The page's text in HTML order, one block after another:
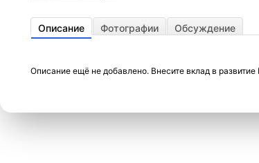
Описание Фотографии Обсуждение
Описание ещё не добавлено. Внесите вклад в